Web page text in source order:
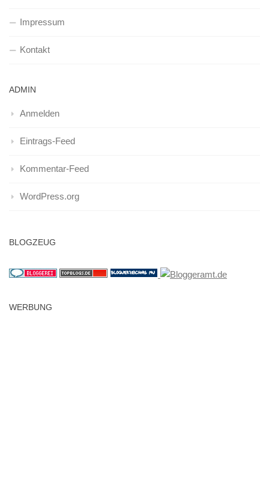
Impressum
Kontakt
ADMIN
Anmelden
Eintrags-Feed
Kommentar-Feed
WordPress.org
BLOGZEUG
WERBUNG